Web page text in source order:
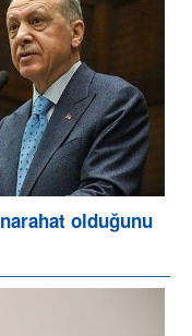
olduğunu